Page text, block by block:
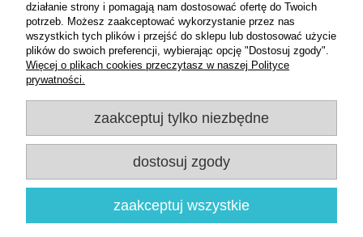
Odbiór osobisty(odbiór w siedzibie firmy) 0,00 zł
Pomoc
Moje konto
Informacje
działanie strony i pomagają nam dostosować ofertę do Twoich
potrzeb. Możesz zaakceptować wykorzystanie przez nas
wszystkich tych plików i przejść do sklepu lub dostosować użycie
plików do swoich preferencji, wybierając opcję "Dostosuj zgody".
Więcej o plikach cookies przeczytasz w naszej Polityce
prywatności.
zaakceptuj tylko niezbędne
dostosuj zgody
zaakceptuj wszystkie